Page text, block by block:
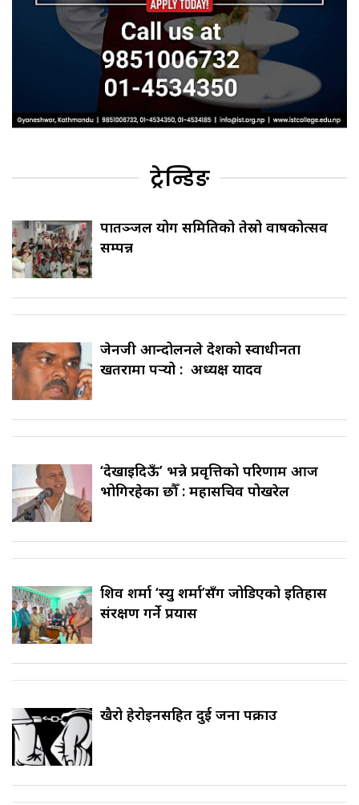
ट्रेन्डिङ
पातञ्जल योग समितिको तेस्रो वार्षिकोत्सव
सम्पन्न
जेनजी आन्दोलनले देशको स्वाधीनता
खतरामा पर्‍यो : अध्यक्ष यादव
‘देखाइदिऊँ’ भन्ने प्रवृत्तिको परिणाम आज
भोगिरहेका छौँ : महासचिव पोखरेल
शिव शर्मा ‘स्यु शर्मा’सँग जोडिएको इतिहास
संरक्षण गर्ने प्रयास
खैरो हेरोइनसहित दुई जना पक्राउ